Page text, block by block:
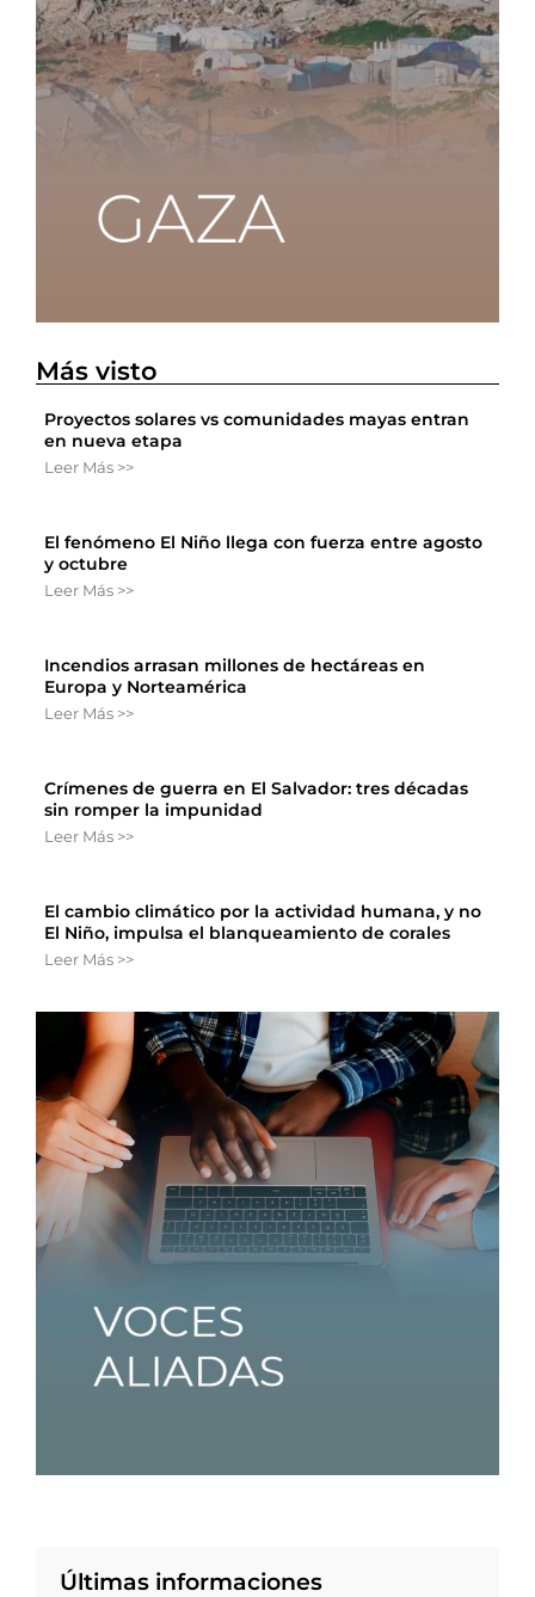
Más visto
Proyectos solares vs comunidades mayas entran
en nueva etapa
Leer Más >>
El fenómeno El Niño llega con fuerza entre agosto
y octubre
Leer Más >>
Incendios arrasan millones de hectáreas en
Europa y Norteamérica
Leer Más >>
Crímenes de guerra en El Salvador: tres décadas
sin romper la impunidad
Leer Más >>
El cambio climático por la actividad humana, y no
El Niño, impulsa el blanqueamiento de corales
Leer Más >>
Últimas informaciones